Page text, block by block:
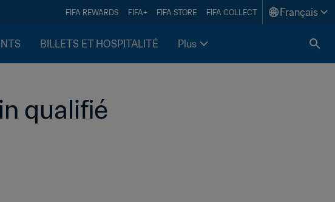
FIFA REWARDS FIFA+ FIFA STORE FIFA COLLECT Français
BILLETS ET HOSPITALITÉ Plus
qualifié